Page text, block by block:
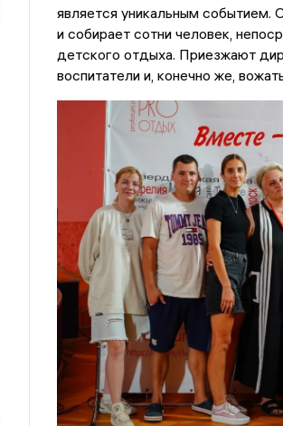
является уникальным событием.
и собирает сотни человек,
детского отдыха. Приезжают
воспитатели и, конечно же,